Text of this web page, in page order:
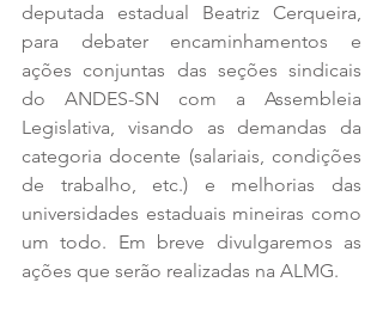
deputada estadual Beatriz Cerqueira,
para debater encaminhamentos e
ações conjuntas das seções sindicais
do ANDES-SN com a Assembleia
Legislativa, visando as demandas da
categoria docente (salariais, condições
de trabalho, etc.) e melhorias das
universidades estaduais mineiras como
um todo. Em breve divulgaremos as
ações que serão realizadas na ALMG.